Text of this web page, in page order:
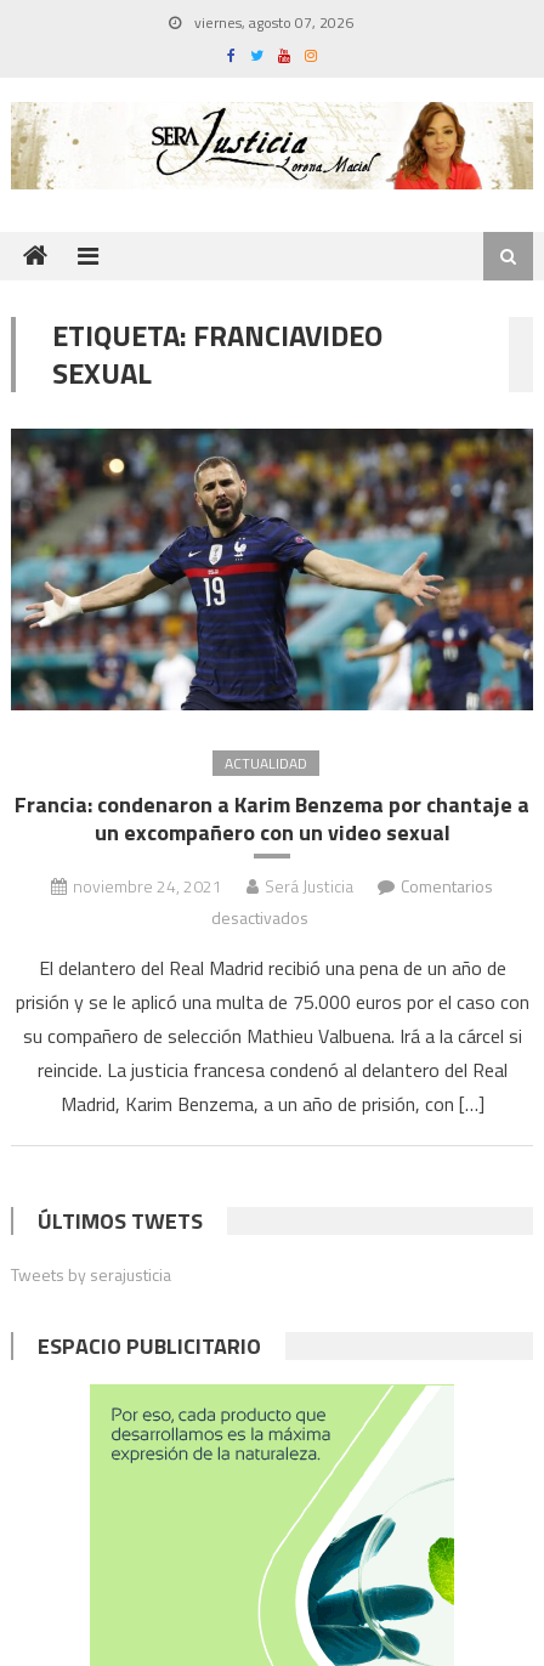
viernes, agosto 07, 2026
ETIQUETA: FRANCIAVIDEO
SEXUAL
ACTUALIDAD
Francia: condenaron a Karim Benzema por chantaje a
un excompañero con un video sexual
noviembre 24, 2021 Será Justicia
Comentarios
desactivados
condenaron
a
Karim
Benzema
por
El delantero del Real Madrid recibió una pena de un año de
prisión y se le aplicó una multa de 75.000 euros por el caso con
su compañero de selección Mathieu Valbuena. Irá a la cárcel si
reincide. La justicia francesa condenó al delantero del Real
Madrid, Karim Benzema, a un año de prisión, con […]
ÚLTIMOS TWETS
Tweets by serajusticia
ESPACIO PUBLICITARIO